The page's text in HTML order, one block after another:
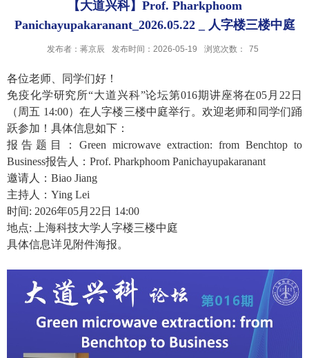
【大道兴科】Prof. Pharkphoom
Panichayupakaranant_2026.05.22 _ 人字楼三楼中庭
发布者：蒋京辰 发布时间：2026-05-19 浏览次数： 75
各位老师、同学们好！
免疫化学研究所“大道兴科”论坛第016期讲座将在05月22日
（周五 14:00）在人字楼三楼中庭举行。 欢迎老师和同学们踊
跃参加！具体信息如下：
报告题目：Green microwave extraction: from Benchtop to
Business报告人：Prof. Pharkphoom Panichayupakaranant
邀请人：Biao Jiang
主持人：Ying Lei
时间: 2026年05月22日 14:00
地点: 上海科技大学人字楼三楼中庭
具体信息详见附件海报。